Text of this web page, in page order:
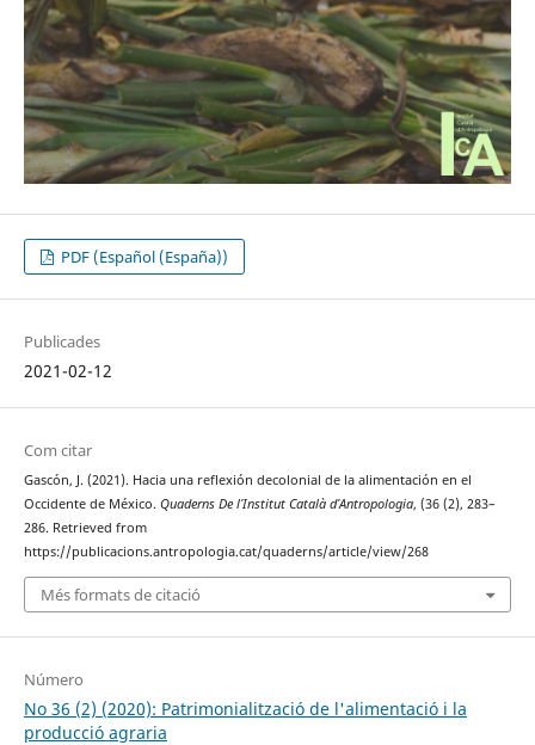
PDF (Español (España))
Publicades
2021-02-12
Com citar
Gascón, J. (2021). Hacia una reflexión decolonial de la alimentación en el
Occidente de México. Quaderns De l’Institut Català d’Antropologia, (36 (2), 283–
286. Retrieved from
https://publicacions.antropologia.cat/quaderns/article/view/268
Més formats de citació
Número
No 36 (2) (2020): Patrimonialització de l'alimentació i la
producció agraria